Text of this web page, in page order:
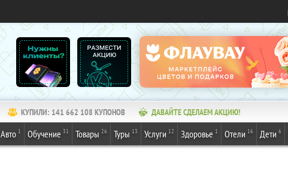
КУПИЛИ: 141 662 108 КУПОНОВ ДАВАЙТЕ СДЕЛАЕМ АКЦИЮ!
Авто 1 Обучение 31 Товары 26 Туры 13 Услуги 12 Здоровье 1 Отели 16 Дети 6